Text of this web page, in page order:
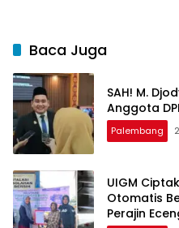
Baca Juga
SAH! M.
Anggota
Palembang
UIGM
Otomatis
Perajin